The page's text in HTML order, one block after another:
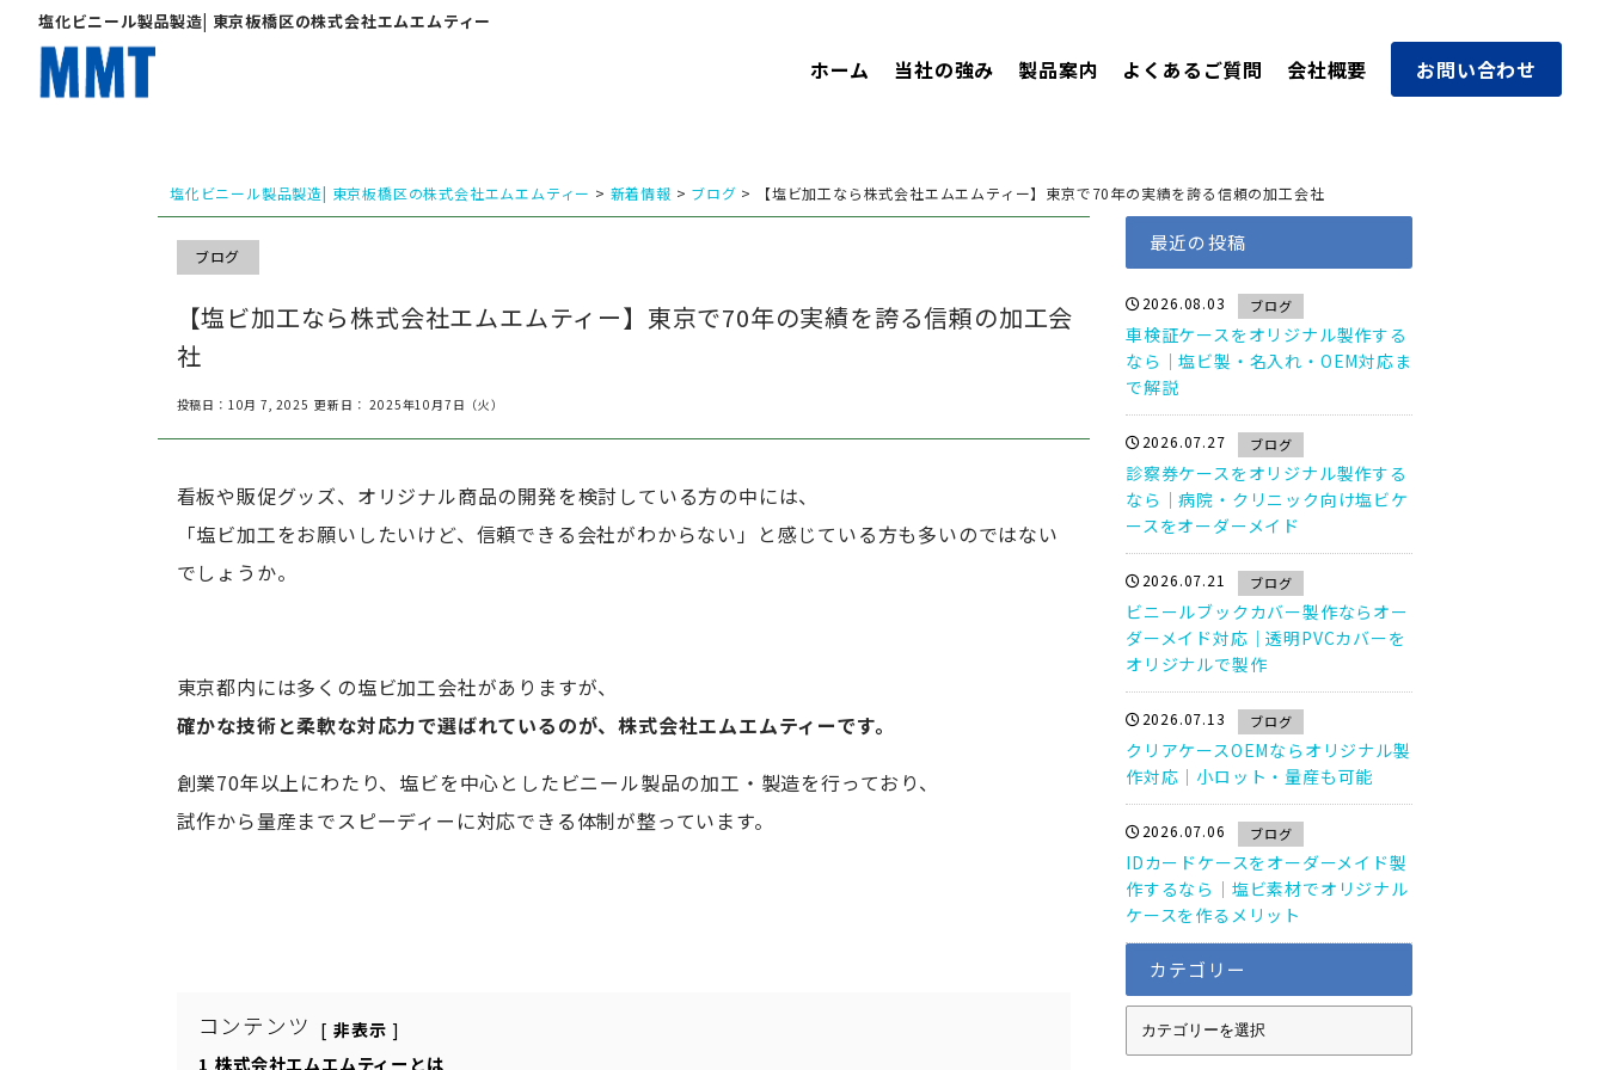
塩化ビニール製品製造| 東京板橋区の株式会社エムエムティー
ホーム 当社の強み 製品案内 よくあるご質問 会社概要 お問い合わせ
塩化ビニール製品製造| 東京板橋区の株式会社エムエムティー > 新着情報 > ブログ > 【塩ビ加工なら株式会社エムエムティー】東京で70年の実績を誇る信頼の加工会社
ブログ
【塩ビ加工なら株式会社エムエムティー】東京で70年の実績を誇る信頼の加工会
社
投稿日：10月 7, 2025 更新日： 2025年10月7日（火）
看板や販促グッズ、オリジナル商品の開発を検討している方の中には、
「塩ビ加工をお願いしたいけど、信頼できる会社がわからない」と感じている方も多いのではない
でしょうか。
東京都内には多くの塩ビ加工会社がありますが、
確かな技術と柔軟な対応力で選ばれているのが、株式会社エムエムティーです。
創業70年以上にわたり、塩ビを中心としたビニール製品の加工・製造を行っており、
試作から量産までスピーディーに対応できる体制が整っています。
コンテンツ 非表示
1 株式会社エムエムティーとは
最近の投稿
2026.08.03 ブログ
車検証ケースをオリジナル製作する
なら｜塩ビ製・名入れ・OEM対応ま
で解説
2026.07.27 ブログ
診察券ケースをオリジナル製作する
なら｜病院・クリニック向け塩ビケ
ースをオーダーメイド
2026.07.21 ブログ
ビニールブックカバー製作ならオー
ダーメイド対応｜透明PVCカバーを
オリジナルで製作
2026.07.13 ブログ
クリアケースOEMならオリジナル製
作対応｜小ロット・量産も可能
2026.07.06 ブログ
IDカードケースをオーダーメイド製
作するなら｜塩ビ素材でオリジナル
ケースを作るメリット
カテゴリー
テ